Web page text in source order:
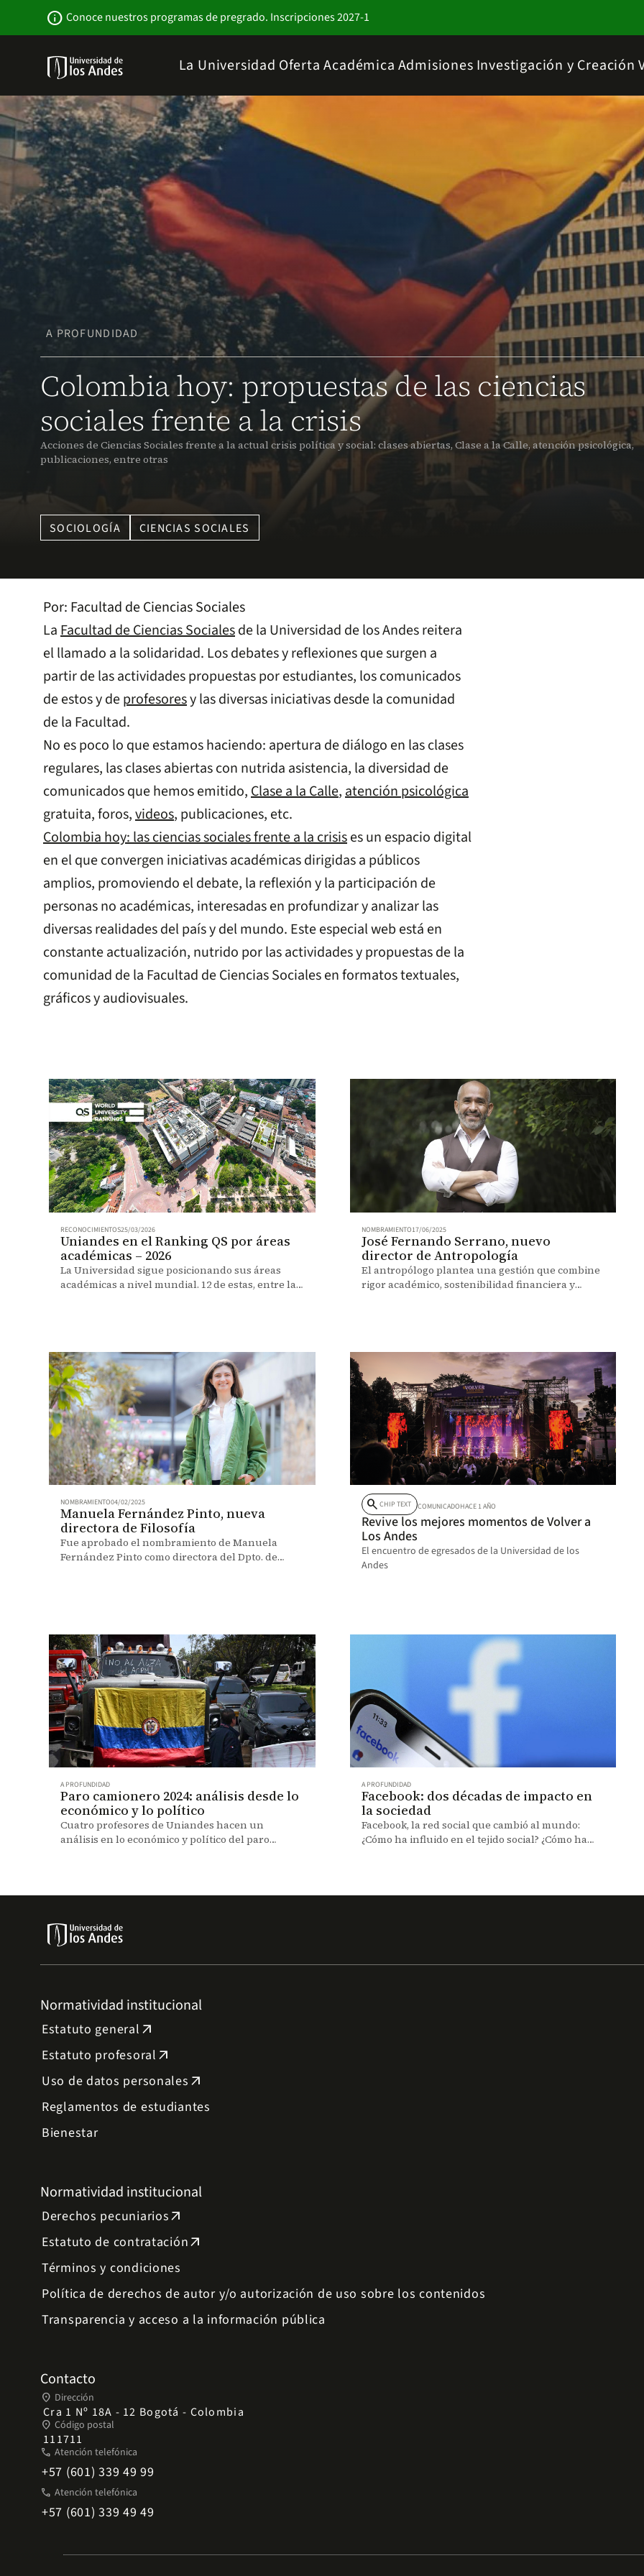
info Conoce nuestros programas de pregrado. Inscripciones 2027-1
Sitio
Institucional
La Universidad Oferta Académica Admisiones Investigación y Creación
A PROFUNDIDAD
Colombia hoy: propuestas de las ciencias
sociales frente a la crisis
Acciones de Ciencias Sociales frente a la actual crisis política y social: clases abiertas, Clase a la Calle, atención psicológica,
publicaciones, entre otras
SOCIOLOGÍA CIENCIAS SOCIALES
Por: Facultad de Ciencias Sociales
LaFacultad de Ciencias Socialesde la Universidad de los Andes reitera
el llamado a la solidaridad. Los debates y reflexiones que surgen a
partir de las actividades propuestas por estudiantes, los comunicados
de estos y deprofesoresy las diversas iniciativas desde la comunidad
de la Facultad.
No es poco lo que estamos haciendo: apertura de diálogo en las clases
regulares, las clases abiertas con nutrida asistencia, la diversidad de
comunicados que hemos emitido,Clase a la Calle,atención psicológica
gratuita, foros,videos, publicaciones, etc.
Colombia hoy: las ciencias sociales frente a la crisises un espacio digital
en el que convergen iniciativas académicas dirigidas a públicos
amplios, promoviendo el debate, la reflexión y la participación de
personas no académicas, interesadas en profundizar y analizar las
diversas realidades del país y del mundo. Este especial web está en
constante actualización, nutrido por las actividades y propuestas de la
comunidad de la Facultad de Ciencias Sociales en formatos textuales,
gráficos y audiovisuales.
RECONOCIMIENTOS25/03/2026
Uniandes en el Ranking QS por áreas
académicas – 2026
La Universidad sigue posicionando sus áreas
académicas a nivel mundial. 12 de estas, entre las
NOMBRAMIENTO17/06/2025
José Fernando Serrano, nuevo
director de Antropología
El antropólogo plantea una gestión que combine
rigor académico, sostenibilidad financiera y
NOMBRAMIENTO04/02/2025
Manuela Fernández Pinto, nueva
directora de Filosofía
Fue aprobado el nombramiento de Manuela
Fernández Pinto como directora del Dpto. de
search CHIP TEXT COMUNICADOHACE 1 AÑO
Revive los mejores momentos de Volver a
Los Andes
El encuentro de egresados de la Universidad de los
Andes
A PROFUNDIDAD
Paro camionero 2024: análisis desde lo
económico y lo político
Cuatro profesores de Uniandes hacen un
análisis en lo económico y político del paro
A PROFUNDIDAD
Facebook: dos décadas de impacto en
la sociedad
Facebook, la red social que cambió al mundo:
¿Cómo ha influido en el tejido social? ¿Cómo ha
Normatividad institucional
Estatuto general arrow_outward
Estatuto profesoral arrow_outward
Uso de datos personales arrow_outward
Reglamentos de estudiantes
Bienestar
Normatividad institucional
Derechos pecuniariosarrow_outward
Estatuto de contrataciónarrow_outward
Términos y condiciones
Política de derechos de autor y/o autorización de uso sobre los contenidos
Transparencia y acceso a la información pública
Contacto
place Dirección
Cra 1 Nº 18A - 12 Bogotá - Colombia
place Código postal
111711
phone Atención telefónica
+57 (601) 339 49 99
phone Atención telefónica
+57 (601) 339 49 49